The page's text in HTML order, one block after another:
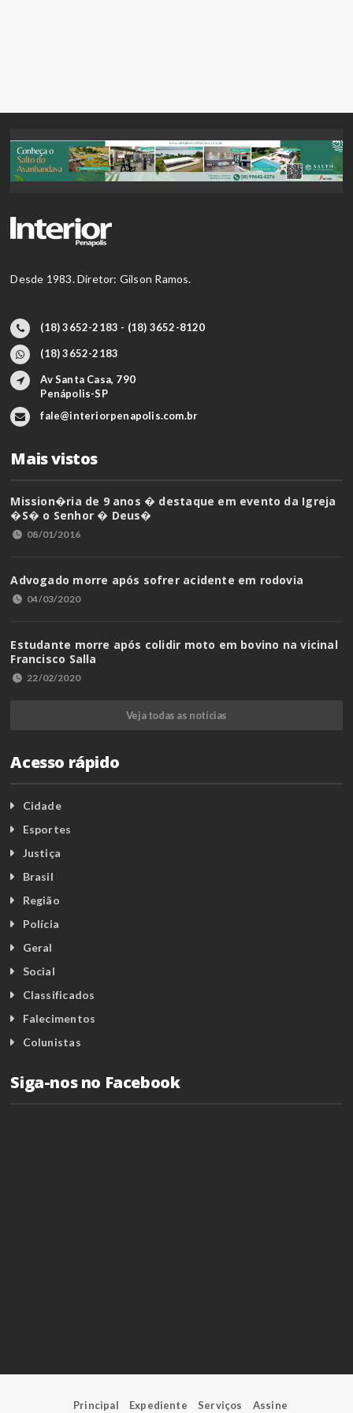
Desde 1983. Diretor: Gilson Ramos.
(18) 3652-2183 - (18) 3652-8120
(18) 3652-2183
Av Santa Casa, 790
Penápolis-SP
fale@interiorpenapolis.com.br
Mais vistos
Mission�ria de 9 anos � destaque em evento da Igreja
�S� o Senhor � Deus�
08/01/2016
Advogado morre após sofrer acidente em rodovia
04/03/2020
Estudante morre após colidir moto em bovino na vicinal
Francisco Salla
22/02/2020
Veja todas as notícias
Acesso rápido
Cidade
Esportes
Justiça
Brasil
Região
Polícia
Geral
Social
Classificados
Falecimentos
Colunistas
Siga-nos no Facebook
Principal Expediente Serviços
Assine